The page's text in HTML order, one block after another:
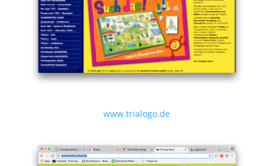
www.trialogo.de